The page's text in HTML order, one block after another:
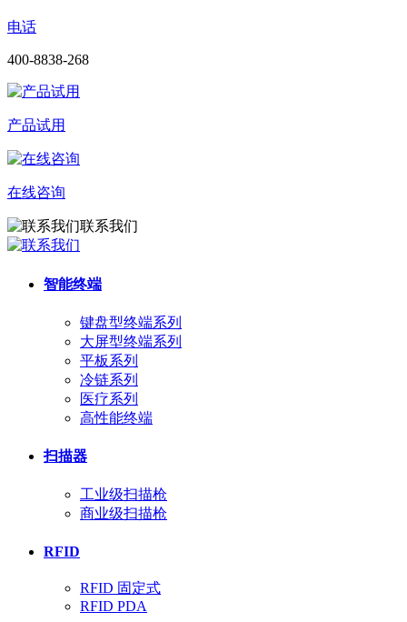
电话
400-8838-268
产品试用
在线咨询
联系我们
智能终端
键盘型终端系列
大屏型终端系列
平板系列
冷链系列
医疗系列
高性能终端
扫描器
工业级扫描枪
商业级扫描枪
RFID
RFID 固定式
RFID PDA